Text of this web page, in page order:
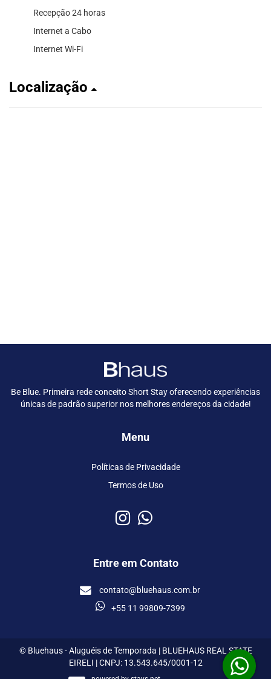
Recepção 24 horas
Internet a Cabo
Internet Wi-Fi
Localização
Be Blue. Primeira rede conceito Short Stay oferecendo experiências
únicas de padrão superior nos melhores endereços da cidade!
Menu
Políticas de Privacidade
Termos de Uso
Entre em Contato
contato@bluehaus.com.br
+55 11 99809-7399
© Bluehaus - Aluguéis de Temporada | BLUEHAUS REAL STATE
EIRELI | CNPJ: 13.543.645/0001-12